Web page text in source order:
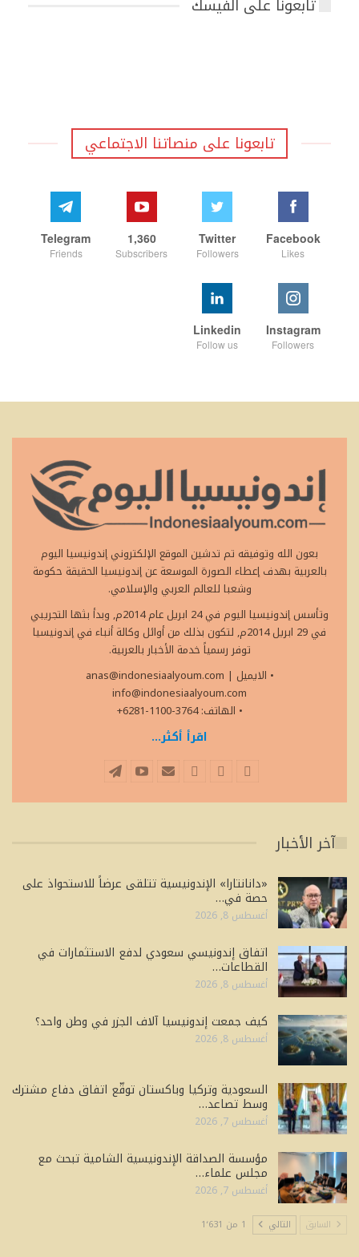
تابعونا على الفيسك
تابعونا على منصاتنا الاجتماعي
Facebook
Likes
Twitter
Followers
1,360
Subscribers
Telegram
Friends
Instagram
Followers
Linkedin
Follow us
بعون الله وتوفيقه تم تدشين الموقع الإلكتروني إندونيسيا اليوم
بالعربية بهدف إعطاء الصورة الموسعة عن إندونيسيا الحقيقة حكومة
وشعبا للعالم العربي والإسلامي.
وتأسس إندونيسيا اليوم في 24 ابريل عام 2014م, وبدأ بثها التجريبي
في 29 ابريل 2014م, لتكون بذلك من أوائل وكالة أنباء في إندونيسيا
توفر رسمياً خدمة الأخبار بالعربية.
• الايميل
anas@indonesiaalyoum.com |
info@indonesiaalyoum.com
• الهاتف: 3764-1100-6281+
اقرأ أكثر...
آخر الأخبار
«دانانتارا» الإندونيسية تتلقى عرضاً للاستحواذ على
حصة في…
أغسطس 8, 2026
اتفاق إندونيسي سعودي لدفع الاستثمارات في
القطاعات…
أغسطس 8, 2026
كيف جمعت إندونيسيا آلاف الجزر في وطن واحد؟
أغسطس 8, 2026
السعودية وتركيا وباكستان توقّع اتفاق دفاع مشترك
وسط تصاعد…
أغسطس 7, 2026
مؤسسة الصداقة الإندونيسية الشامية تبحث مع
مجلس علماء…
أغسطس 7, 2026
السابق التالي 1 من 1٬631